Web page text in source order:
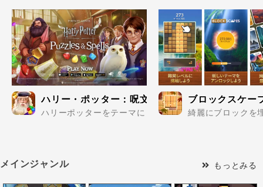
ハリー・ポッター：呪文と魔法のパズル
ハリーポッターをテーマにしたパズルゲームが登場！
ブロックスケ
綺麗にブロックを
メインジャンル もっとみる